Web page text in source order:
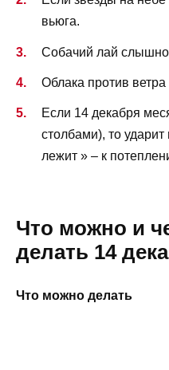
вьюга.
Собачий лай слышно
Облака против
Если 14 декабря
столбами), то
лежит » – к
Что можно и
делать 14
Что можно делать